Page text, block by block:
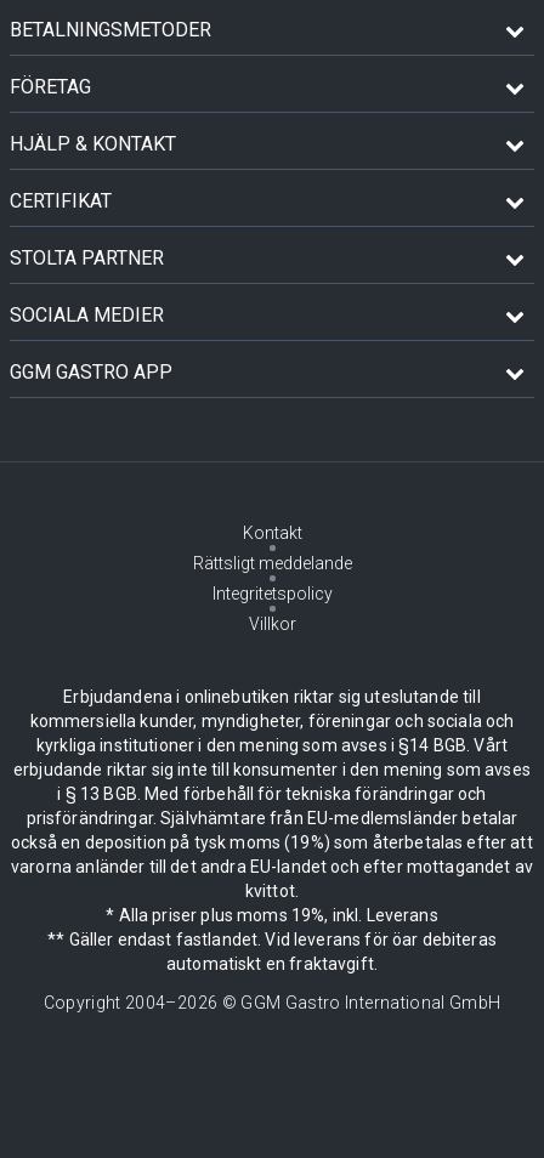
BETALNINGSMETODER
FÖRETAG
HJÄLP & KONTAKT
CERTIFIKAT
STOLTA PARTNER
SOCIALA MEDIER
GGM GASTRO APP
Kontakt
Rättsligt meddelande
Integritetspolicy
Villkor
Erbjudandena i onlinebutiken riktar sig uteslutande till
kommersiella kunder, myndigheter, föreningar och sociala och
kyrkliga institutioner i den mening som avses i §14 BGB. Vårt
erbjudande riktar sig inte till konsumenter i den mening som avses
i § 13 BGB. Med förbehåll för tekniska förändringar och
prisförändringar. Självhämtare från EU-medlemsländer betalar
också en deposition på tysk moms (19%) som återbetalas efter att
varorna anländer till det andra EU-landet och efter mottagandet av
kvittot.
* Alla priser plus moms 19%, inkl. Leverans
** Gäller endast fastlandet. Vid leverans för öar debiteras
automatiskt en fraktavgift.
Copyright 2004–2026 © GGM Gastro International GmbH